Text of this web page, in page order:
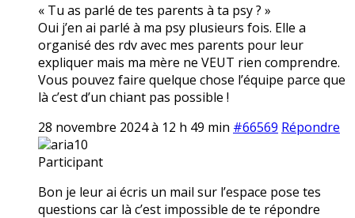
« Tu as parlé de tes parents à ta psy ? »
Oui j’en ai parlé à ma psy plusieurs fois. Elle a
organisé des rdv avec mes parents pour leur
expliquer mais ma mère ne VEUT rien comprendre.
Vous pouvez faire quelque chose l’équipe parce que
là c’est d’un chiant pas possible !
28 novembre 2024 à 12 h 49 min #66569 Répondre
aria10
Participant
Bon je leur ai écris un mail sur l’espace pose tes
questions car là c’est impossible de te répondre